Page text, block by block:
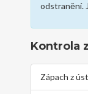
odstranění.
Kontrola
Zápach z